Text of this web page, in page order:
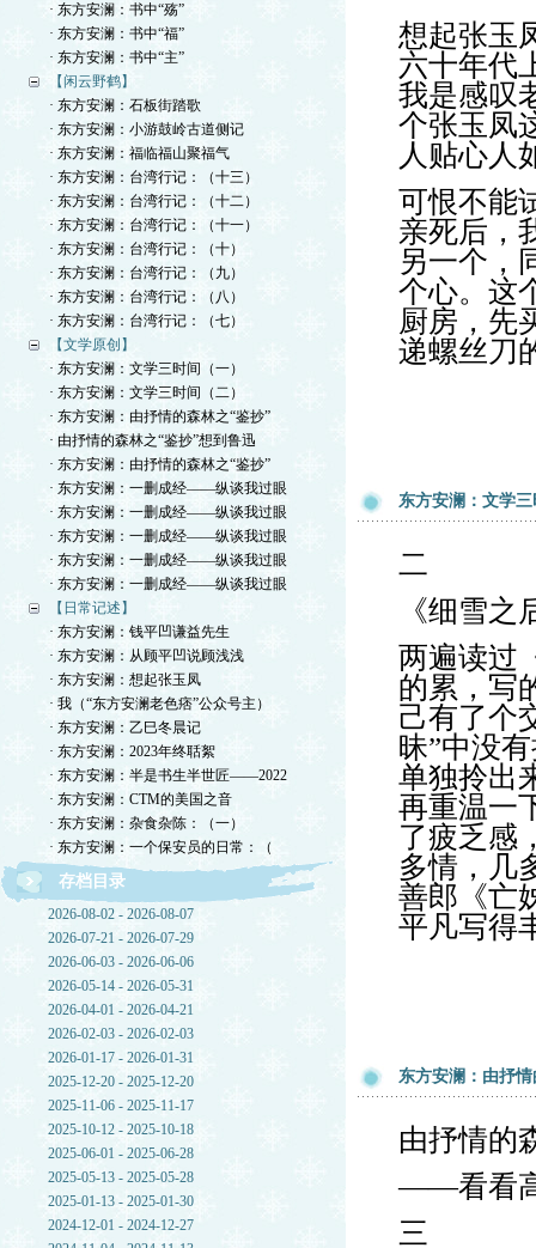
· 东方安澜：书中“殇”
· 东方安澜：书中“福”
· 东方安澜：书中“主”
【闲云野鹤】
· 东方安澜：石板街踏歌
· 东方安澜：小游鼓岭古道侧记
· 东方安澜：福临福山聚福气
· 东方安澜：台湾行记：（十三）
· 东方安澜：台湾行记：（十二）
· 东方安澜：台湾行记：（十一）
· 东方安澜：台湾行记：（十）
· 东方安澜：台湾行记：（九）
· 东方安澜：台湾行记：（八）
· 东方安澜：台湾行记：（七）
【文学原创】
· 东方安澜：文学三时间（一）
· 东方安澜：文学三时间（二）
· 东方安澜：由抒情的森林之“鉴抄”
· 由抒情的森林之“鉴抄”想到鲁迅
· 东方安澜：由抒情的森林之“鉴抄”
· 东方安澜：一删成经——纵谈我过眼
· 东方安澜：一删成经——纵谈我过眼
· 东方安澜：一删成经——纵谈我过眼
· 东方安澜：一删成经——纵谈我过眼
· 东方安澜：一删成经——纵谈我过眼
【日常记述】
· 东方安澜：钱平凹谦益先生
· 东方安澜：从顾平凹说顾浅浅
· 东方安澜：想起张玉凤
· 我（“东方安澜老色痞”公众号主）
· 东方安澜：乙巳冬晨记
· 东方安澜：2023年终聒絮
· 东方安澜：半是书生半世匠——2022
· 东方安澜：CTM的美国之音
· 东方安澜：杂食杂陈：（一）
· 东方安澜：一个保安员的日常：（
存档目录
2026-08-02 - 2026-08-07
2026-07-21 - 2026-07-29
2026-06-03 - 2026-06-06
2026-05-14 - 2026-05-31
2026-04-01 - 2026-04-21
2026-02-03 - 2026-02-03
2026-01-17 - 2026-01-31
2025-12-20 - 2025-12-20
2025-11-06 - 2025-11-17
2025-10-12 - 2025-10-18
2025-06-01 - 2025-06-28
2025-05-13 - 2025-05-28
2025-01-13 - 2025-01-30
2024-12-01 - 2024-12-27
想起张玉
六十年代
我是感叹
个张玉凤
人贴心人
可恨不能
亲死后，
另一个，
个心。这
厨房，先
递螺丝刀
东方安澜：文学
二
《细雪之
两遍读过
的累，写
己有了个
昧”中没
单独拎出
再重温一
了疲乏感
多情，几
善郎《亡
平凡写得
东方安澜：由抒
由抒情的
——看看
三